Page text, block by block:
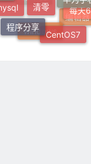
打印机
编辑器
windows
CentOS7
程序分享